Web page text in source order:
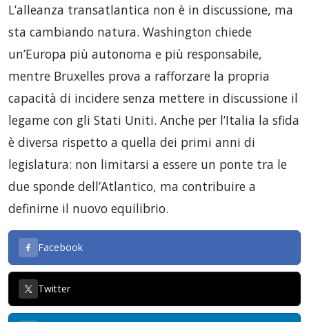
L’alleanza transatlantica non è in discussione, ma
sta cambiando natura. Washington chiede
un’Europa più autonoma e più responsabile,
mentre Bruxelles prova a rafforzare la propria
capacità di incidere senza mettere in discussione il
legame con gli Stati Uniti. Anche per l’Italia la sfida
è diversa rispetto a quella dei primi anni di
legislatura: non limitarsi a essere un ponte tra le
due sponde dell’Atlantico, ma contribuire a
definirne il nuovo equilibrio.
Facebook
Twitter